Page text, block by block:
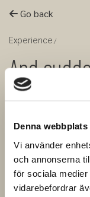
Denna
Vi använder
och annonserna
för sociala
vidarebefordrar
Go back
Experience
And
miner! -
(guided
Join us on
time where